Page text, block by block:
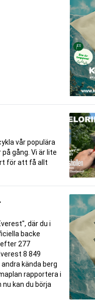
vår populära
gång. Vi är lite
för att få allt
där du i
backe
efter 277
8 849
kända berg
rapportera i
nu kan du börja